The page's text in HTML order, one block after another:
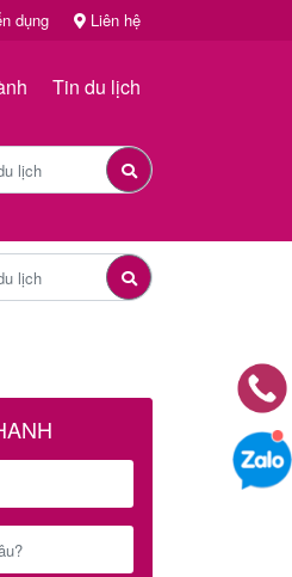
dụng Liên hệ
Tin du lịch